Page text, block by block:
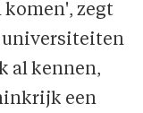
zegt
universiteiten
al kennen,
een